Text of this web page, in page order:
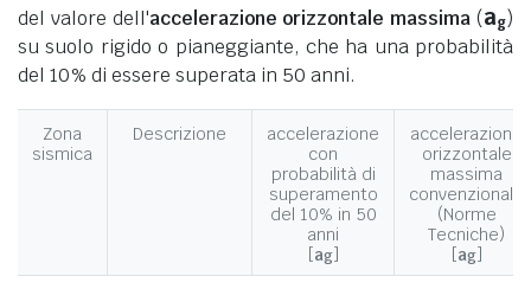
del valore dell'accelerazione orizzontale massima (ag)
su suolo rigido o pianeggiante, che ha una probabilità
del 10% di essere superata in 50 anni.
Zona
sismica
Descrizione
accelerazione
con
probabilità di
superamento
del 10% in 50
anni
[ag]
accelerazione
orizzontale
massima
convenzionale
(Norme
Tecniche)
[ag]